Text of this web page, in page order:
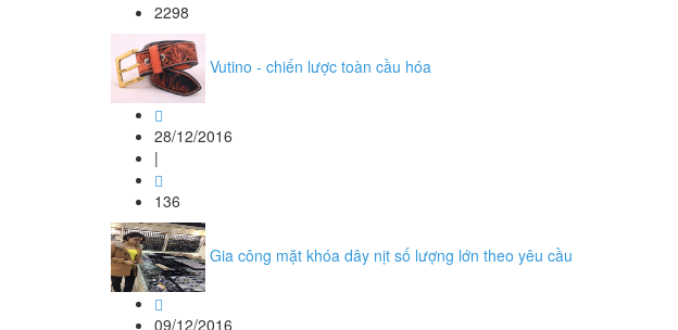
2298
Vutino - chiến lược toàn cầu hóa
28/12/2016
|
136
Gia công mặt khóa dây nịt số lượng lớn theo yêu cầu
09/12/2016